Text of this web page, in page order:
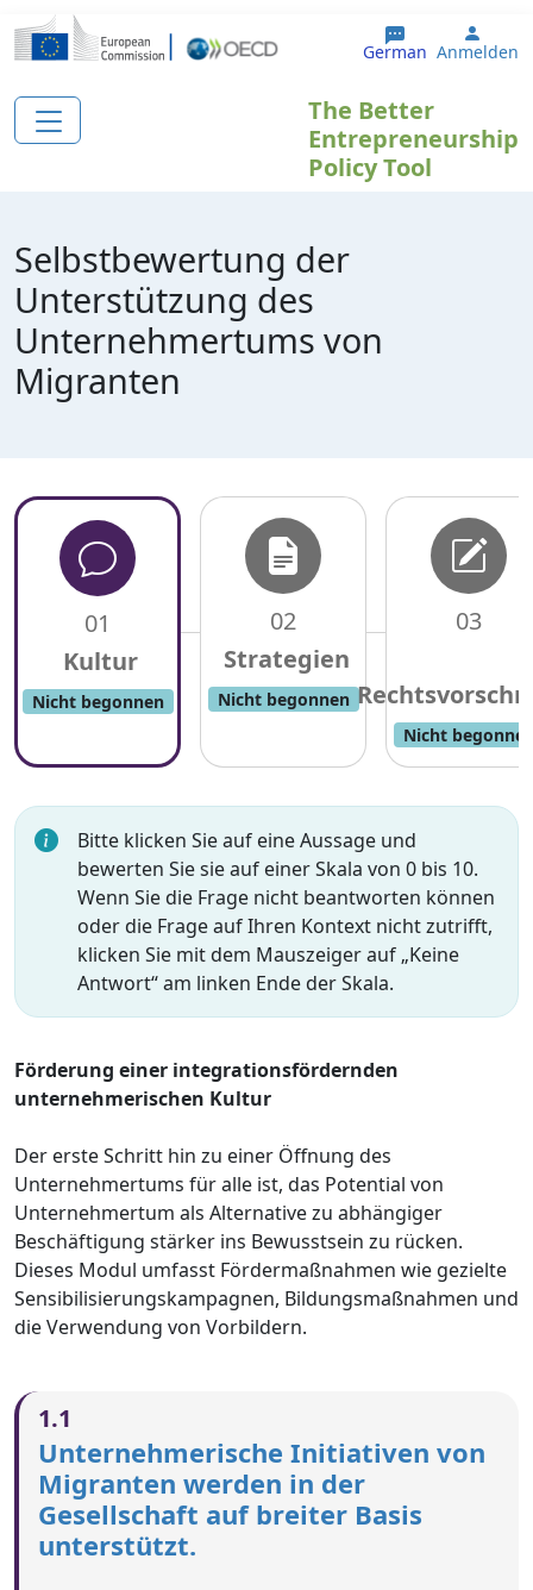
Direkt zum Inhalt
German User
Anmelden
The Better
Entrepreneurship
Policy Tool
Selbstbewertung der
Unterstützung des
Unternehmertums von
Migranten
01
Nicht begonnen
02
Nicht begonnen
03
Nicht
Bitte klicken Sie auf eine Aussage und
bewerten Sie sie auf einer Skala von 0 bis 10.
Wenn Sie die Frage nicht beantworten können
oder die Frage auf Ihren Kontext nicht zutrifft,
klicken Sie mit dem Mauszeiger auf „Keine
Antwort“ am linken Ende der Skala.
Förderung einer integrationsfördernden
unternehmerischen Kultur
Der erste Schritt hin zu einer Öffnung des
Unternehmertums für alle ist, das Potential von
Unternehmertum als Alternative zu abhängiger
Beschäftigung stärker ins Bewusstsein zu rücken.
Dieses Modul umfasst Fördermaßnahmen wie gezielte
Sensibilisierungskampagnen, Bildungsmaßnahmen und
die Verwendung von Vorbildern.
1.1
Unternehmerische Initiativen von
Migranten werden in der
Gesellschaft auf breiter Basis
unterstützt.